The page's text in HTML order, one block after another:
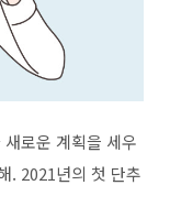
로운 계획을 세우
. 2021년의 첫 단추